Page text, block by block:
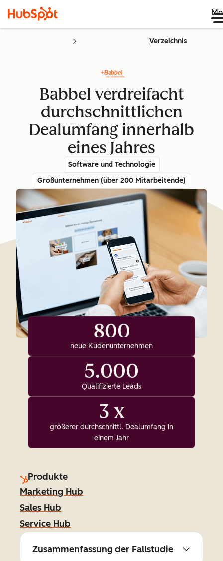
Verzeichnis
Babbel verdreifacht
durchschnittlichen
Dealumfang innerhalb
eines Jahres
Software und Technologie
Großunternehmen (über 200 Mitarbeitende)
800
neue Kudenunternehmen
5.000
Qualifizierte Leads
3 x
größerer durchschnittl. Dealumfang in
einem Jahr
Produkte
Marketing Hub
Sales Hub
Service Hub
Zusammenfassung der Fallstudie